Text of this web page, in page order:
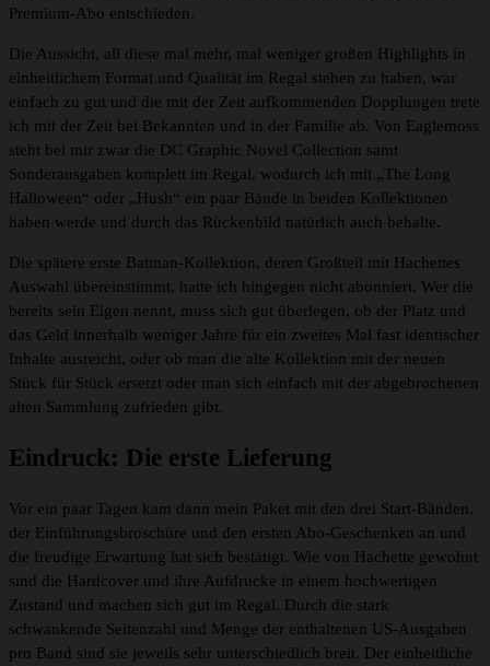
Premium-Abo entschieden.
Die Aussicht, all diese mal mehr, mal weniger großen Highlights in
einheitlichem Format und Qualität im Regal stehen zu haben, war
einfach zu gut und die mit der Zeit aufkommenden Dopplungen trete
ich mit der Zeit bei Bekannten und in der Familie ab. Von Eaglemoss
steht bei mir zwar die DC Graphic Novel Collection samt
Sonderausgaben komplett im Regal, wodurch ich mit „The Long
Halloween“ oder „Hush“ ein paar Bände in beiden Kollektionen
haben werde und durch das Rückenbild natürlich auch behalte.
Die spätere erste Batman-Kollektion, deren Großteil mit Hachettes
Auswahl übereinstimmt, hatte ich hingegen nicht abonniert. Wer die
bereits sein Eigen nennt, muss sich gut überlegen, ob der Platz und
das Geld innerhalb weniger Jahre für ein zweites Mal fast identischer
Inhalte ausreicht, oder ob man die alte Kollektion mit der neuen
Stück für Stück ersetzt oder man sich einfach mit der abgebrochenen
alten Sammlung zufrieden gibt.
Eindruck: Die erste Lieferung
Vor ein paar Tagen kam dann mein Paket mit den drei Start-Bänden,
der Einführungsbroschüre und den ersten Abo-Geschenken an und
die freudige Erwartung hat sich bestätigt. Wie von Hachette gewohnt
sind die Hardcover und ihre Aufdrucke in einem hochwertigen
Zustand und machen sich gut im Regal. Durch die stark
schwankende Seitenzahl und Menge der enthaltenen US-Ausgaben
pro Band sind sie jeweils sehr unterschiedlich breit. Der einheitliche